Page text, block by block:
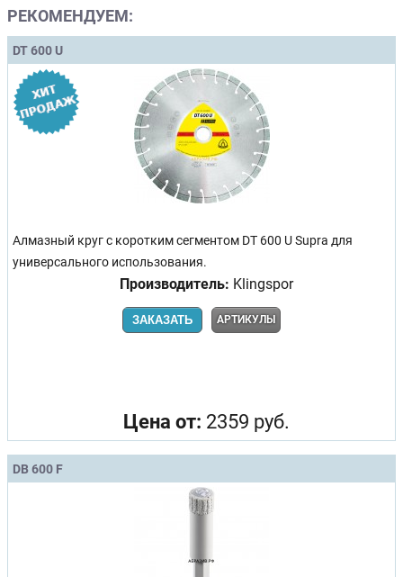
РЕКОМЕНДУЕМ:
DT 600 U
Алмазный круг с коротким сегментом DT 600 U Supra для
универсального использования.
Производитель: Klingspor
ЗАКАЗАТЬ АРТИКУЛЫ
Цена от: 2359 руб.
DB 600 F